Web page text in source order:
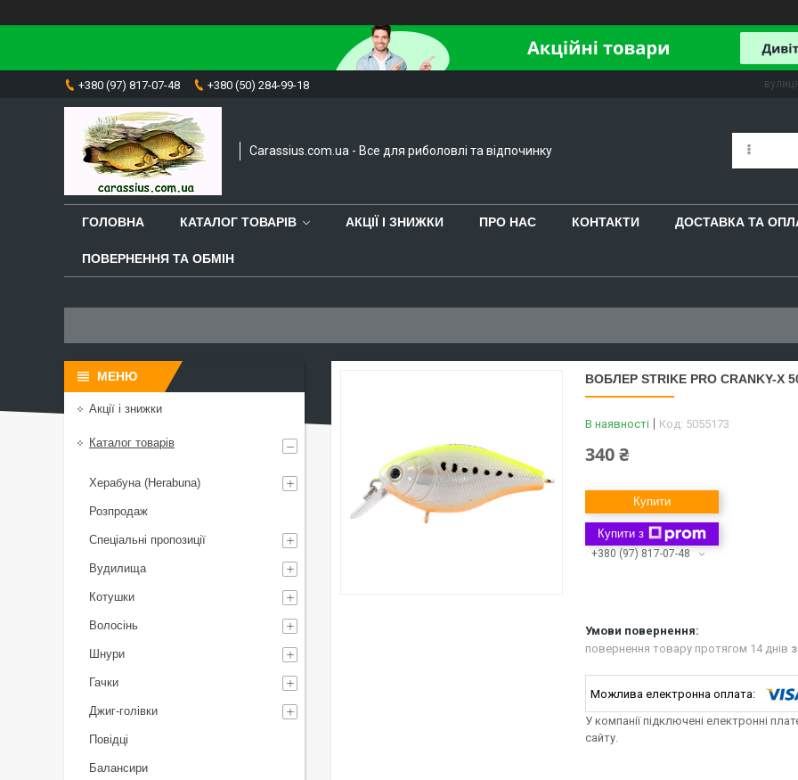
+380 (97) 817-07-48 +380 (50) 284-99-18
Carassius.com.ua - Все для риболовлі та відпочинку
ГОЛОВНА КАТАЛОГ ТОВАРІВ АКЦІЇ І ЗНИЖКИ ПРО НАС КОНТАКТИ ДОСТАВКА ТА
ПОВЕРНЕННЯ ТА ОБМІН
ВОБЛЕР STRIKE PRO CRANKY-X
В наявності Код: 5055173
340 ₴
Купити
Купити з
+380 (97) 817-07-48
повернення товару протягом 14 днів
У компанії підключені електронні
сайту.
Акції і знижки
Каталог товарів
Херабуна (Herabuna)
Розпродаж
Спеціальні пропозиції
Вудилища
Котушки
Волосінь
Шнури
Гачки
Джиг-голівки
Повідці
Балансири